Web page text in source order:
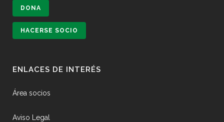
DONA
HACERSE SOCIO
ENLACES DE INTERÉS
Área socios
Aviso Legal